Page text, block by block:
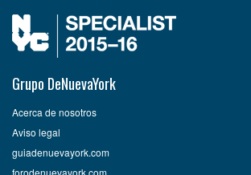
Grupo DeNuevaYork
Acerca de nosotros
Aviso legal
guiadenuevayork.com